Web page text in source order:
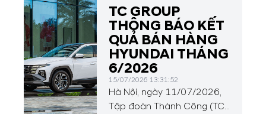
của người hâm mộ sẽ tiếp
tục hướng về Đông Nam Á
với ASEAN Hyundai Cup™
2026, diễn ra từ ngày 24
tháng 7 đến ngày 26 tháng
8 năm 2026.
TC GROUP
THÔNG BÁO KẾT
QUẢ BÁN HÀNG
HYUNDAI THÁNG
6/2026
15/07/2026 13:31:52
Hà Nội, ngày 11/07/2026,
Tập đoàn Thành Công (TC